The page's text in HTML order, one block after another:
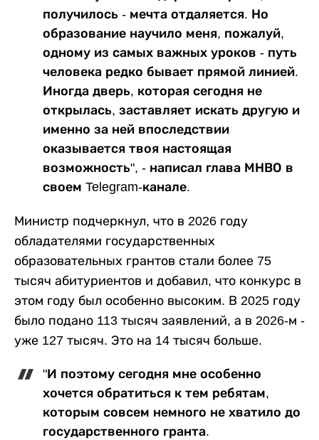
получилось - мечта отдаляется. Но
образование научило меня, пожалуй,
одному из самых важных уроков - путь
человека редко бывает прямой линией.
Иногда дверь, которая сегодня не
открылась, заставляет искать другую и
именно за ней впоследствии
оказывается твоя настоящая
возможность", - написал глава МНВО в
своем Telegram-канале.
Министр подчеркнул, что в 2026 году
обладателями государственных
образовательных грантов стали более 75
тысяч абитуриентов и добавил, что конкурс в
этом году был особенно высоким. В 2025 году
было подано 113 тысяч заявлений, а в 2026-м -
уже 127 тысяч. Это на 14 тысяч больше.
"И поэтому сегодня мне особенно
хочется обратиться к тем ребятам,
которым совсем немного не хватило до
государственного гранта.